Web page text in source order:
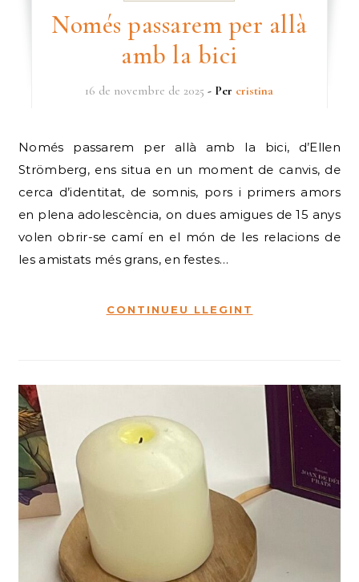
Només passarem per allà
amb la bici
16 de novembre de 2025 - Per cristina
Només passarem per allà amb la bici, d’Ellen
Strömberg, ens situa en un moment de canvis, de
cerca d’identitat, de somnis, pors i primers amors
en plena adolescència, on dues amigues de 15 anys
volen obrir-se camí en el món de les relacions de
les amistats més grans, en festes…
CONTINUEU LLEGINT